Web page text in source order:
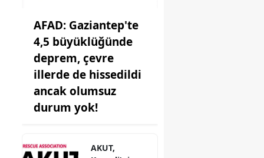
AFAD: Gaziantep'te
4,5 büyüklüğünde
deprem, çevre
illerde de hissedildi
ancak olumsuz
durum yok!
AKUT,